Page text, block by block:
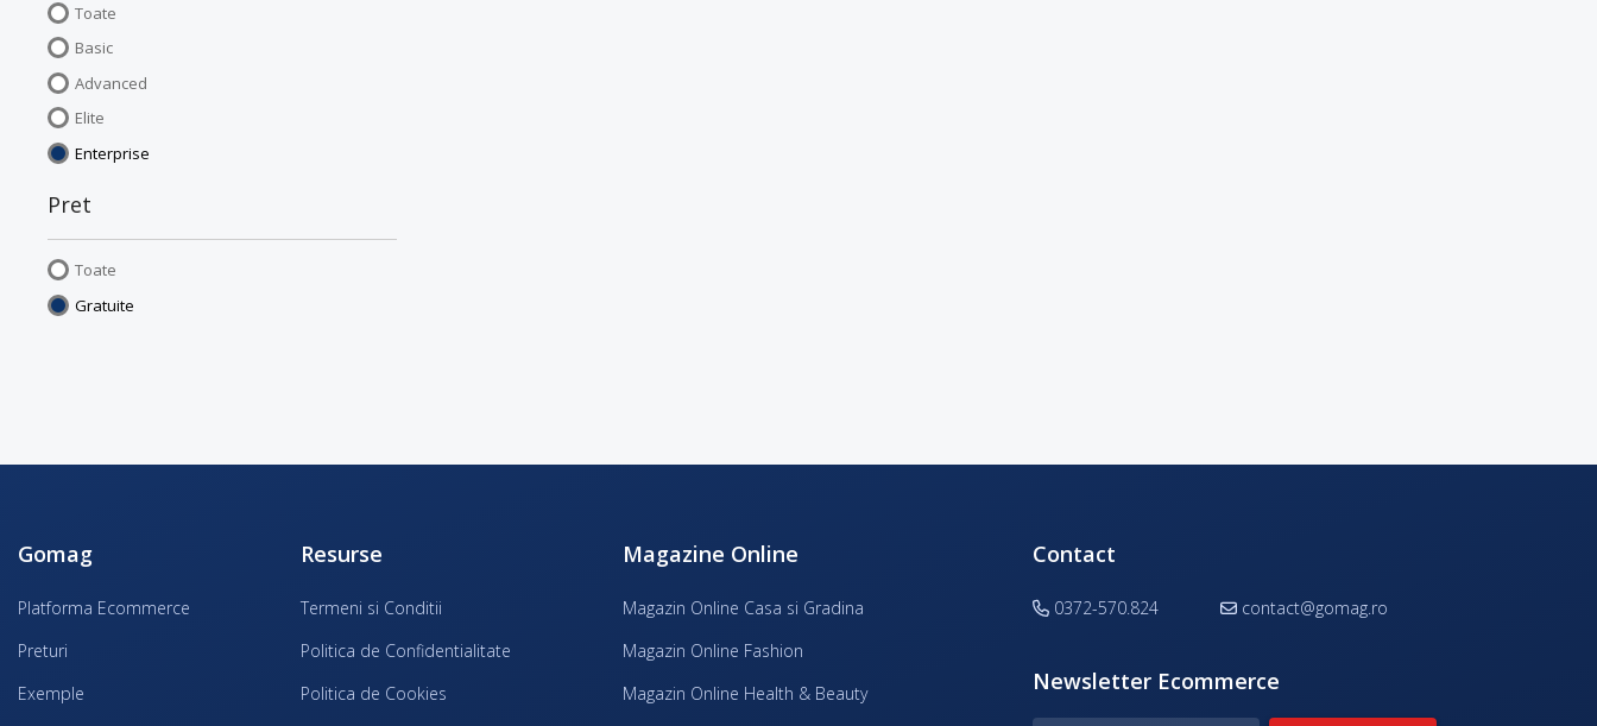
Toate
Basic
Advanced
Elite
Enterprise
Pret
Toate
Gratuite
Gomag
Platforma Ecommerce
Preturi
Exemple
Resurse
Termeni si Conditii
Politica de Confidentialitate
Politica de Cookies
Magazine Online
Magazin Online Casa si Gradina
Magazin Online Fashion
Magazin Online Health & Beauty
Contact
0372-570.824 contact@gomag.ro
Newsletter Ecommerce